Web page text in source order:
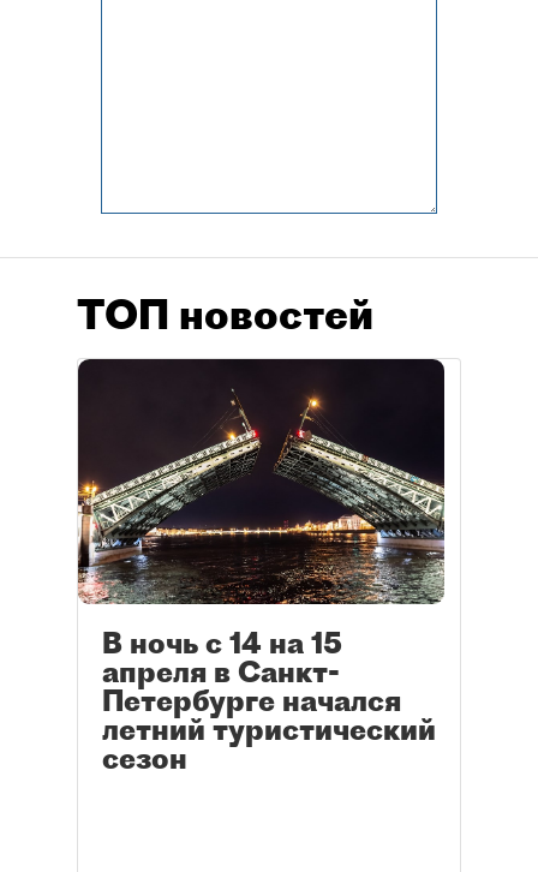
ТОП новостей
В ночь с 14 на 15
апреля в Санкт-
Петербурге начался
летний туристический
сезон